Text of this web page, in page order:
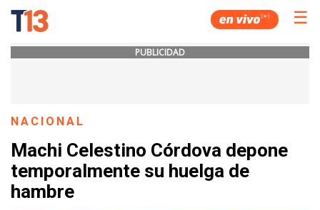
☰
PUBLICIDAD
NACIONAL
Machi Celestino Córdova depone
temporalmente su huelga de
hambre